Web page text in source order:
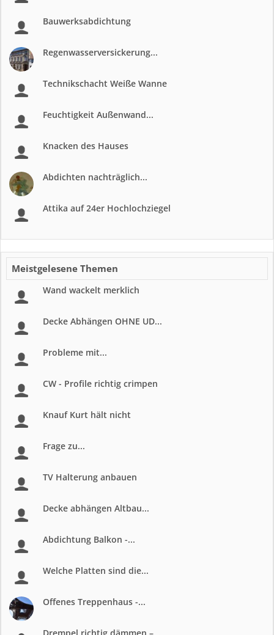
Bauwerksabdichtung
Regenwasserversickerung...
Technikschacht Weiße Wanne
Feuchtigkeit Außenwand...
Knacken des Hauses
Abdichten nachträglich...
Attika auf 24er Hochlochziegel
Meistgelesene Themen
Wand wackelt merklich
Decke Abhängen OHNE UD...
Probleme mit...
CW - Profile richtig crimpen
Knauf Kurt hält nicht
Frage zu...
TV Halterung anbauen
Decke abhängen Altbau...
Abdichtung Balkon -...
Welche Platten sind die...
Offenes Treppenhaus -...